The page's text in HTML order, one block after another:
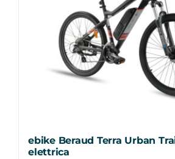
ebike Beraud Terra Urban
elettrica